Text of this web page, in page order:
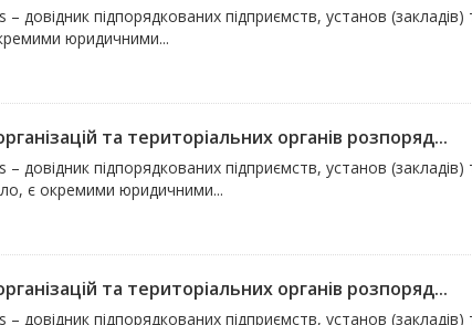
довідник підпорядкованих підприємств, установ (закладів)
юридичними...
та територіальних органів розпоряд...
довідник підпорядкованих підприємств, установ (закладів)
є окремими юридичними...
та територіальних органів розпоряд...
довідник підпорядкованих підприємств, установ (закладів)